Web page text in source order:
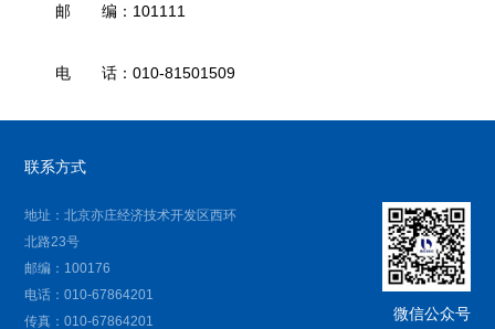
邮 编：101111
电 话：010-81501509
联系方式
地址：北京亦庄经济技术开发区西环
北路23号
邮编：100176
电话：010-67864201
传真：010-67864201
微信公众号